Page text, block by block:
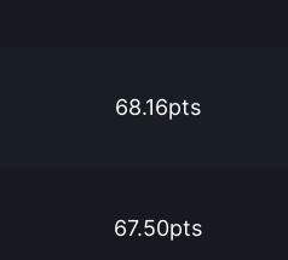
68.16pts
67.50pts